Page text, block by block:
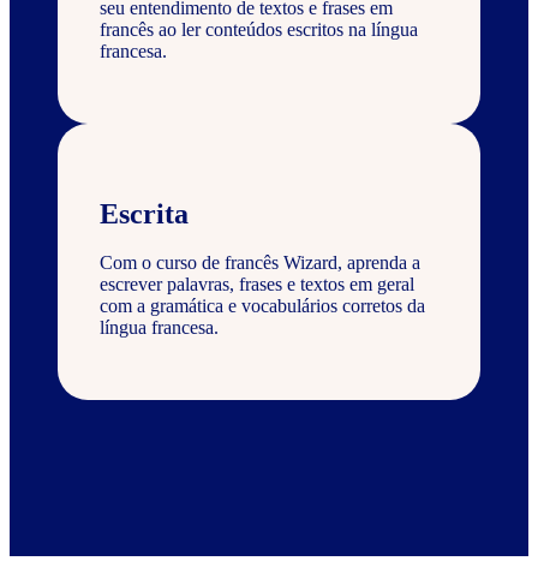
seu entendimento de textos e frases em
francês ao ler conteúdos escritos na língua
francesa.
Escrita
Com o curso de francês Wizard, aprenda a
escrever palavras, frases e textos em geral
com a gramática e vocabulários corretos da
língua francesa.